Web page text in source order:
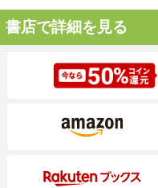
書店で詳細を見る